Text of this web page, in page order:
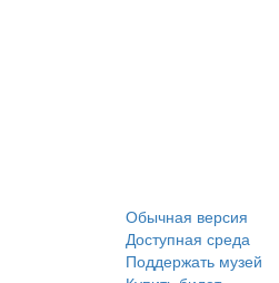
Обычная версия
Доступная среда
Поддержать музей